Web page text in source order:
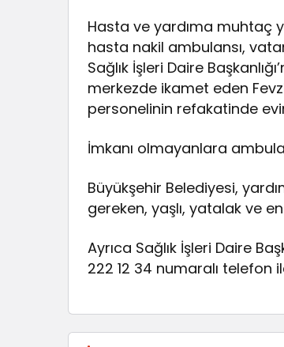
Hasta ve yardıma muhtaç
hasta nakil ambulansı,
Sağlık İşleri Daire
merkezde ikamet eden
personelinin refakatinde
İmkanı olmayanlara
Büyükşehir Belediyesi,
gereken, yaşlı, yatalak ve
Ayrıca Sağlık İşleri Daire
222 12 34 numaralı telefon